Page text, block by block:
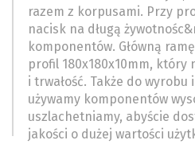
razem z korpusami. Przy
nacisk na długą
komponentów. Główną
profil 180x180x10mm, który
i trwałość. Także do
używamy komponentów
uszlachetniamy, abyście
jakości o dużej wartości